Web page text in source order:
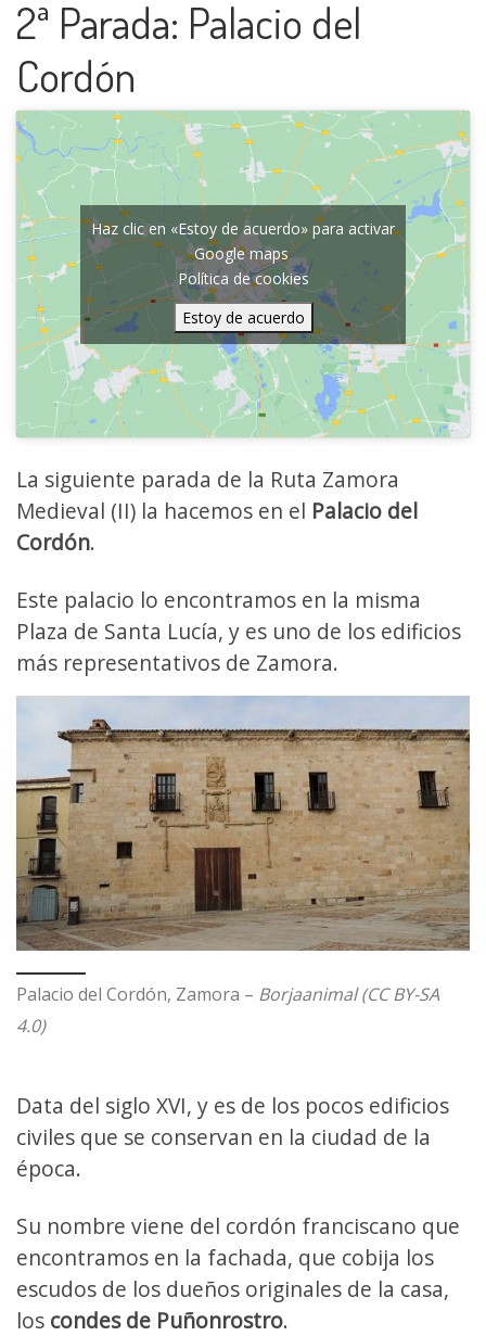
2ª Parada: Palacio del
Cordón
Haz clic en «Estoy de acuerdo» para activar
Google maps
Política de cookies
Estoy de acuerdo
La siguiente parada de la Ruta Zamora
Medieval (II) la hacemos en el Palacio del
Cordón.
Este palacio lo encontramos en la misma
Plaza de Santa Lucía, y es uno de los edificios
más representativos de Zamora.
Palacio del Cordón, Zamora – Borjaanimal (CC BY-SA
4.0)
Data del siglo XVI, y es de los pocos edificios
civiles que se conservan en la ciudad de la
época.
Su nombre viene del cordón franciscano que
encontramos en la fachada, que cobija los
escudos de los dueños originales de la casa,
los condes de Puñonrostro.